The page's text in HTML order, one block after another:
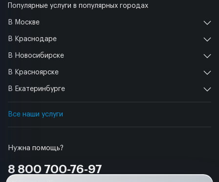
Нужна помощь?
8 800 700-76-97
Популярные услуги в популярных городах
В Москве
В Краснодаре
В Новосибирске
В Красноярске
В Екатеринбурге
Все наши услуги